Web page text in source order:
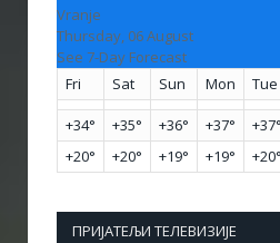
Vranje
Thursday, 06 August
See 7-Day Forecast
Fri
Sat Sun Mon Tue
+34° +35° +36° +37° +37°
+20° +20° +19° +19° +20°
ПРИЈАТЕЉИ ТЕЛЕВИЗИЈЕ